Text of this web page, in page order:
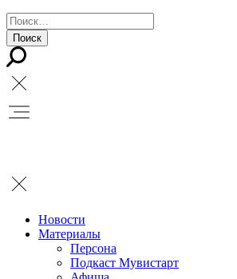
Новости
Материалы
Персона
Подкаст Мувистарт